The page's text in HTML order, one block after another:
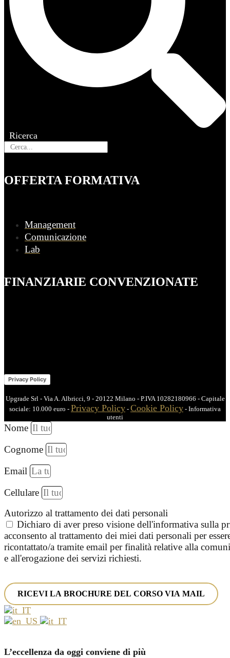
Ricerca
OFFERTA FORMATIVA
Management
Comunicazione
Lab
FINANZIARIE CONVENZIONATE
Privacy Policy
Upgrade Srl - Via A. Albricci, 9 - 20122 Milano - P.IVA 10282180966 - Capitale
sociale: 10.000 euro - Privacy Policy - Cookie Policy - Informativa
utenti
Nome
Cognome
Email
Cellulare
Autorizzo al trattamento dei dati personali
Dichiaro di aver preso visione dell'informativa sulla
acconsento al trattamento dei miei dati personali per
ricontattato/a tramite email per finalità relative alla
e all'erogazione dei servizi richiesti.
RICEVI LA BROCHURE DEL CORSO VIA MAIL
L’eccellenza da oggi conviene di più